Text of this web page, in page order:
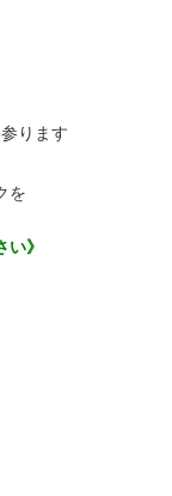
ります
を
》